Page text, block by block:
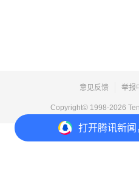
打开腾讯新闻
意见反馈 举报
Copyright© 1998-2026